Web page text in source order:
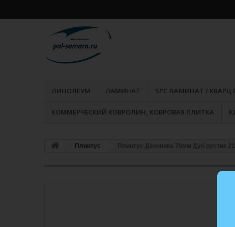
ЛИНОЛЕУМ ЛАМИНАТ SPC ЛАМИНАТ /
КОММЕРЧЕСКИЙ КОВРОЛИН, КОВРОВАЯ ПЛИТКА
Плинтус Плинтус Деконика 70мм Дуб рустик